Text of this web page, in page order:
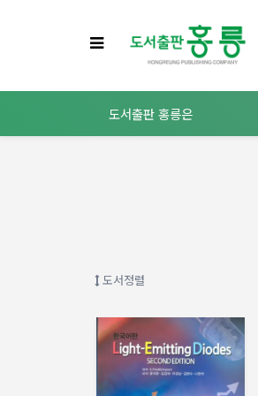
도서출판 홍릉은
도서정렬